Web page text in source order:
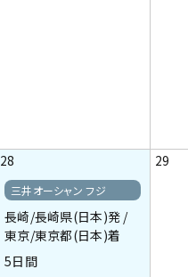
28
三井オーシャン フジ
長崎/長崎県(日本)発 /
東京/東京都(日本)着
5日間
29